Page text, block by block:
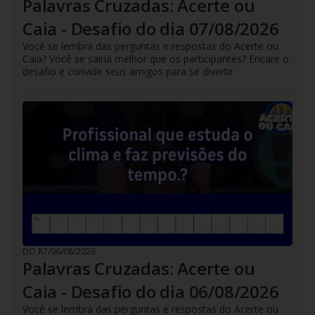
Palavras Cruzadas: Acerte ou
Caia - Desafio do dia 07/08/2026
Você se lembra das perguntas e respostas do Acerte ou
Caia? Você se sairia melhor que os participantes? Encare o
desafio e convide seus amigos para se divertir
DO R7/06/08/2026
Palavras Cruzadas: Acerte ou
Caia - Desafio do dia 06/08/2026
Você se lembra das perguntas e respostas do Acerte ou